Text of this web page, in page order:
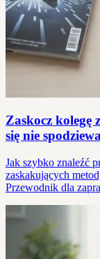
Zaskocz kolegę
się nie
Jak szybko znaleźć
zaskakujących
Przewodnik dla